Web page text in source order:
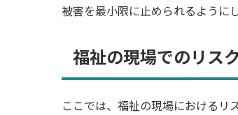
被害を最小限に止められるように
福祉の現場でのリス
ここでは、福祉の現場におけるリ